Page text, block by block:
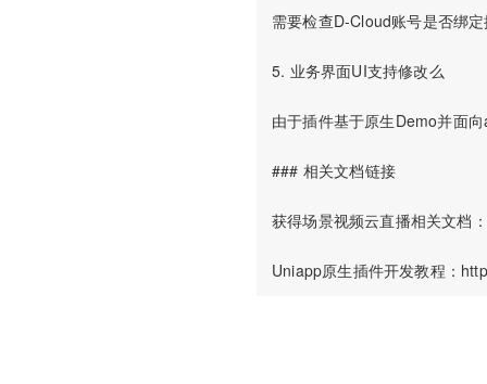
需要检查D-Cloud账号是否绑
5. 业务界面UI支持修改么
由于插件基于原生Demo并面
### 相关文档链接
获得场景视频云直播相关文档